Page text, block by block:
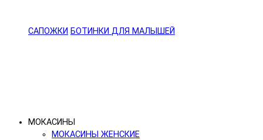
САПОЖКИ БОТИНКИ ДЛЯ МАЛЫШЕЙ
МОКАСИНЫ
МОКАСИНЫ ЖЕНСКИЕ